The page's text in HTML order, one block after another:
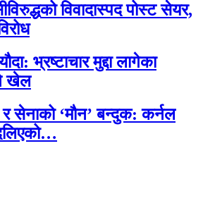
विवादास्पद पोस्ट सेयर,
भ्रष्टाचार मुद्दा लागेका
खेल
सेनाको ‘मौन’ बन्दुक: कर्नल